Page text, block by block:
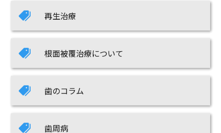
再生治療
根面被覆治療について
歯のコラム
歯周病